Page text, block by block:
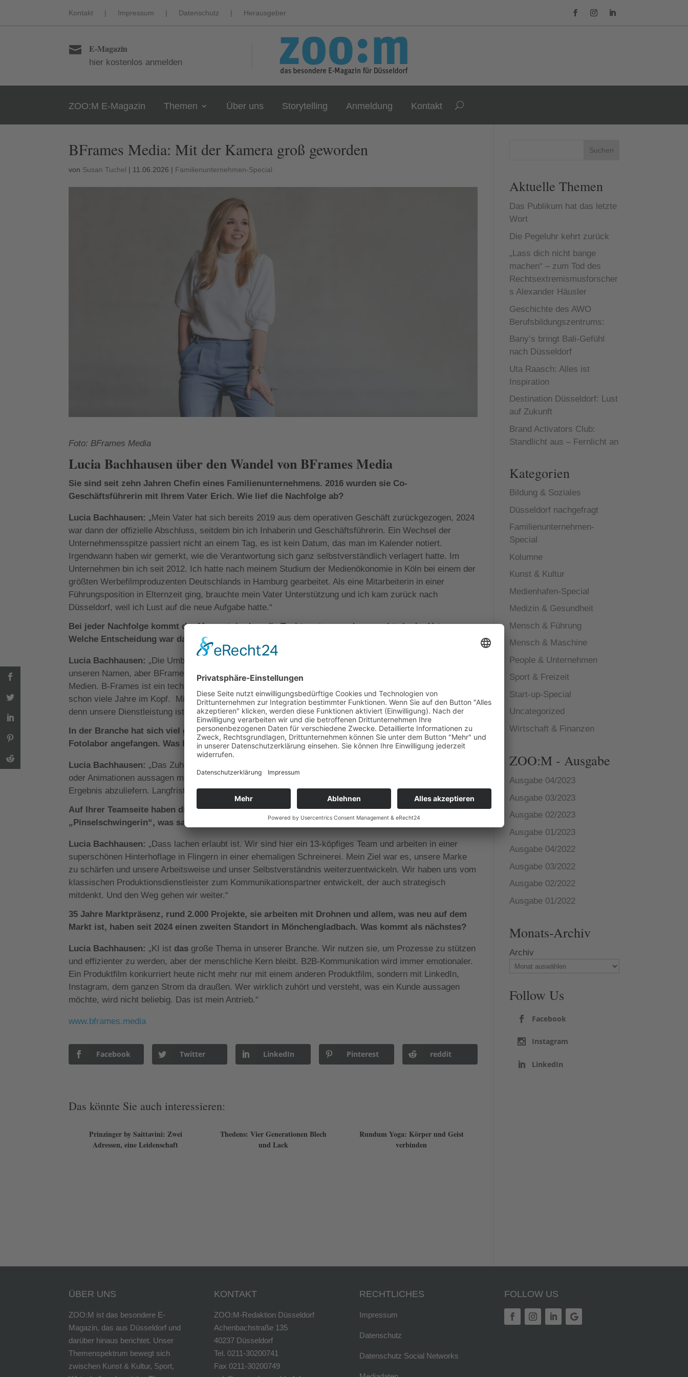
Kontakt | Impressum | Datenschutz | Herausgeber
 E-Magazin
hier kostenlos anmelden
ZOO:M E-Magazin Themen Über uns Storytelling Anmeldung Kontakt
BFrames Media: Mit der Kamera groß geworden
von Susan Tuchel | 11.06.2026 | Familienunternehmen-Special
Foto: BFrames Media
Lucia Bachhausen über den Wandel von BFrames Media
Sie sind seit zehn Jahren Chefin eines Familienunternehmens. 2016 wurden sie Co-
Geschäftsführerin mit Ihrem Vater Erich. Wie lief die Nachfolge ab?
Lucia Bachhausen: „Mein Vater hat sich bereits 2019 aus dem operativen Geschäft zurückgezogen, 2024
war dann der offizielle Abschluss, seitdem bin ich Inhaberin und Geschäftsführerin. Ein Wechsel der
Unternehmensspitze passiert nicht an einem Tag, es ist kein Datum, das man im Kalender notiert.
Irgendwann haben wir gemerkt, wie die Verantwortung sich ganz selbstverständlich verlagert hatte. Im
Unternehmen bin ich seit 2012. Ich hatte nach meinem Studium der Medienökonomie in Köln bei einem der
größten Werbefilmproduzenten Deutschlands in Hamburg gearbeitet. Als eine Mitarbeiterin in einer
Führungsposition in Elternzeit ging, brauchte mein Vater Unterstützung und ich kam zurück nach
Düsseldorf, weil ich Lust auf die neue Aufgabe hatte.“
Bei jeder Nachfolge kommt der Moment, in dem die Tochter etwas anders macht als der Vater.
Welche Entscheidung war das bei Ihnen?
Lucia Bachhausen: „Die Umbenennung. BFrames Media statt Bachhausen. Das B steht immer noch für
unseren Namen, aber BFrames beschreibt, was wir heute tun: Bewegtbildkommunikation, Film, digitale
Medien. B-Frames ist ein technischer Begriff aus der Videokompression. Ich hatte diesen Firmennamen
schon viele Jahre im Kopf.
Mit dem Zusatz „Media“ transportiere ich außerdem unser Leistungsportfolio,
denn unsere Dienstleistung ist eine Kombination aus technischer Expertise und kreativem Storytelling.“
In der Branche hat sich viel getan. Ihr Vater hat 1991 mit Industriefotografie und einem analogen
Fotolabor angefangen. Was haben Sie von ihm ins digitale Zeitalter mitgenommen?
Lucia Bachhausen: „Das Zuhören. Er hat immer verstanden, was ein Kunde mit einem Foto, einem Film
oder Animationen aussagen möchte, und das dann gemeinsam mit ihm erarbeitet, statt ein fertiges
Ergebnis abzuliefern. Langfristige Kundenbeziehungen waren für ihn ein zentraler Wert. Für mich auch.“
Auf Ihrer Teamseite haben die Kollegen Spitznamen wie „Bewegt­bilddribbler“ oder
„Pinselschwingerin“, was sagt das über Ihren Führungsstil aus?
Lucia Bachhausen: „Dass lachen erlaubt ist. Wir sind hier ein 13-köpfiges Team und arbeiten in einer
superschönen Hinterhoflage in Flingern in einer ehemaligen Schreinerei. Mein Ziel war es, unsere Marke
zu schärfen und unsere Arbeitsweise und unser Selbstverständnis weiterzuentwickeln. Wir haben uns vom
klassischen Produktionsdienstleister zum Kommunikationspartner entwickelt, der auch strategisch
mitdenkt. Und den Weg gehen wir weiter.“
35 Jahre Marktpräsenz, rund 2.000 Projekte, sie arbeiten mit Drohnen und allem, was neu auf dem
Markt ist, haben seit 2024 einen zweiten Standort in Mönchengladbach. Was kommt als nächstes?
Lucia Bachhausen: „KI ist das große Thema in unserer Branche. Wir nutzen sie, um Prozesse zu stützen
und effizienter zu werden, aber der menschliche Kern bleibt. B2B-Kommunikation wird immer emotionaler.
Ein Produktfilm konkurriert heute nicht mehr nur mit einem anderen Produktfilm, sondern mit LinkedIn,
Instagram, dem ganzen Strom da draußen. Wer wirklich zuhört und versteht, was ein Kunde aussagen
möchte, wird nicht beliebig. Das ist mein Antrieb.“
www.bframes.media
Facebook Twitter LinkedIn Pinterest reddit
Das könnte Sie auch interessieren:
Prinzinger by Saittavini: Zwei
Adressen, eine Leidenschaft
Thedens: Vier Generationen Blech
und Lack
Rundum Yoga: Körper und Geist
verbinden
Suchen
Aktuelle Themen
Das Publikum hat das letzte
Wort
Die Pegeluhr kehrt zurück
„Lass dich nicht bange
machen“ – zum Tod des
Rechtsextremismusforscher
s Alexander Häusler
Geschichte des AWO
Berufsbildungszentrums:
Bany’s bringt Bali-Gefühl
nach Düsseldorf
Uta Raasch: Alles ist
Inspiration
Destination Düsseldorf: Lust
auf Zukunft
Brand Activators Club:
Standlicht aus – Fernlicht an
Kategorien
Bildung & Soziales
Düsseldorf nachgefragt
Familienunternehmen-
Special
Kolumne
Kunst & Kultur
Medienhafen-Special
Medizin & Gesundheit
Mensch & Führung
Mensch & Maschine
People & Unternehmen
Sport & Freizeit
Start-up-Special
Uncategorized
Wirtschaft & Finanzen
ZOO:M - Ausgabe
Ausgabe 04/2023
Ausgabe 03/2023
Ausgabe 02/2023
Ausgabe 01/2023
Ausgabe 04/2022
Ausgabe 03/2022
Ausgabe 02/2022
Ausgabe 01/2022
Monats-Archiv
Archiv
Follow Us
Facebook
Instagram
LinkedIn
ÜBER UNS
ZOO:M ist das besondere E-
Magazin, das aus Düsseldorf und
darüber hinaus berichtet. Unser
Themenspektrum bewegt sich
zwischen Kunst & Kultur, Sport,
KONTAKT
ZOO:M-Redaktion Düsseldorf
Achenbachstraße 135
40237 Düsseldorf
Tel. 0211-30200741
Fax 0211-30200749
RECHTLICHES
Impressum
Datenschutz
Datenschutz Social Networks
FOLLOW US